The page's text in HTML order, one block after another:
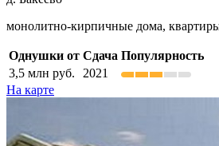
монолитно-кирпичные дома,
Однушки от Сдача Популярность
3,5 млн руб.
2021
На карте